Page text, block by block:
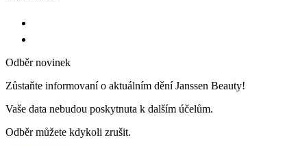
Odběr novinek
Zůstaňte informovaní o aktuálním dění Janssen Beauty!
Vaše data nebudou poskytnuta k dalším účelům.
Odběr můžete kdykoli zrušit.